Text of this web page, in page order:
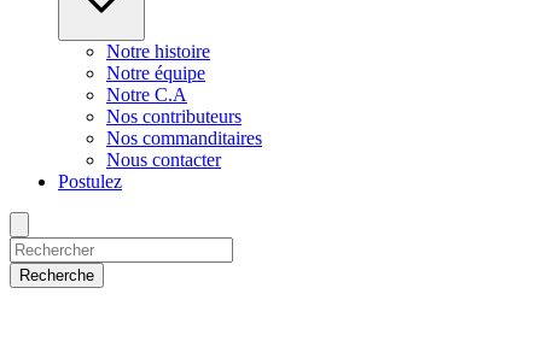
Notre histoire
Notre équipe
Notre C.A
Nos contributeurs
Nos commanditaires
Nous contacter
Postulez
Recherche